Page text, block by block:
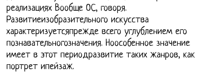
реализациях Вообще ОС, говоря.
Развитиеизобразительного искусства
характеризуетсяпрежде всего углублением его
познавательногозначения. Ноособенное значение
имеет в этот периодразвитие таких жанров, как
портрет ипейзаж.